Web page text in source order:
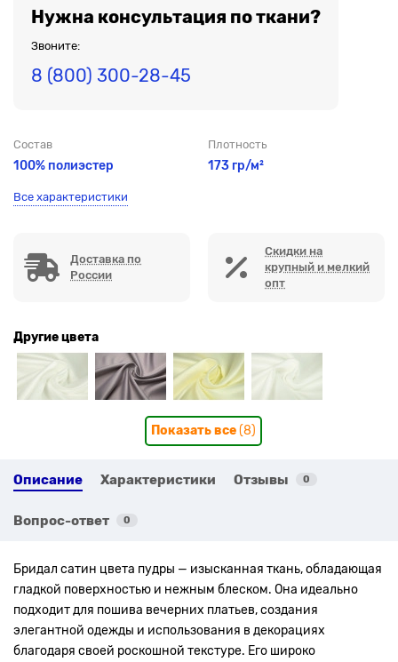
Нужна консультация по ткани?
Звоните:
8 (800) 300-28-45
Состав
100% полиэстер
Плотность
173 гр/м²
Все характеристики
Доставка по
России
Скидки на
крупный и мелкий
опт
Другие цвета
Показать все(8)
Описание Характеристики Отзывы 0
Вопрос-ответ 0
Бридал сатин цвета пудры — изысканная ткань, обладающая
гладкой поверхностью и нежным блеском. Она идеально
подходит для пошива вечерних платьев, создания
элегантной одежды и использования в декорациях
благодаря своей роскошной текстуре. Его широко